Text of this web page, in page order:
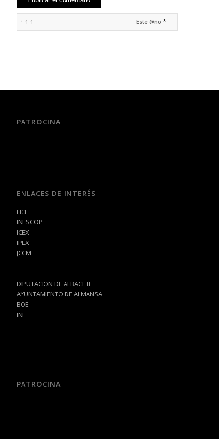
Este @ño *
PATROCINA
ENLACES DE INTERÉS
FICE
INESCOP
ICEX
IPEX
JCCM
DIPUTACION DE ALBACETE
AYUNTAMIENTO DE ALMANSA
BOE
INE
PATROCINA